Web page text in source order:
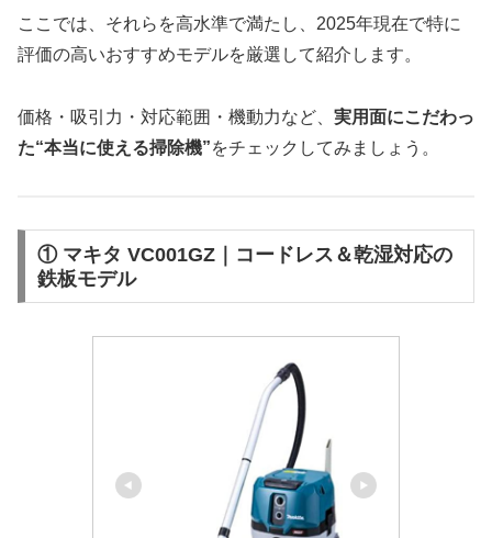
ここでは、それらを高水準で満たし、2025年現在で特に
評価の高いおすすめモデルを厳選して紹介します。
価格・吸引力・対応範囲・機動力など、 実用面にこだわっ
た“本当に使える掃除機”をチェックしてみましょう。
① マキタ VC001GZ｜コードレス＆乾湿対応の
鉄板モデル